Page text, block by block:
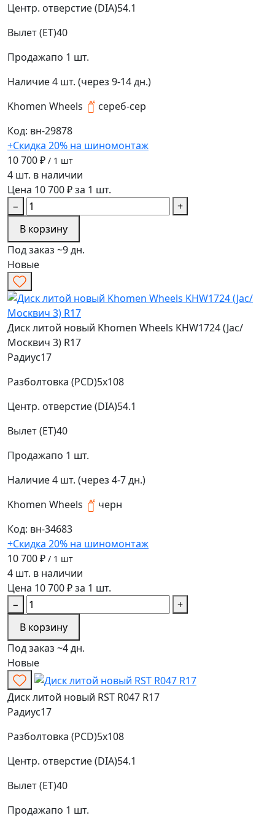
Центр. отверстие (DIA)54.1
Вылет (ET)40
Продажапо 1 шт.
Наличие4 шт. (через 9-14 дн.)
Khomen Wheels
сереб-сер
Код: вн-29878
+Скидка 20% на шиномонтаж
10 700 ₽ / 1 шт
4 шт. в наличии
Цена 10 700 ₽ за 1 шт.
−
+
В корзину
Под заказ ~9 дн.
Новые
Диск литой новый Khomen Wheels KHW1724 (Jac/
Москвич 3) R17
Радиус17
Разболтовка (PCD)5x108
Центр. отверстие (DIA)54.1
Вылет (ET)40
Продажапо 1 шт.
Наличие4 шт. (через 4-7 дн.)
Khomen Wheels
черн
Код: вн-34683
+Скидка 20% на шиномонтаж
10 700 ₽ / 1 шт
4 шт. в наличии
Цена 10 700 ₽ за 1 шт.
−
+
В корзину
Под заказ ~4 дн.
Новые
Диск литой новый RST R047 R17
Радиус17
Разболтовка (PCD)5x108
Центр. отверстие (DIA)54.1
Вылет (ET)40
Продажапо 1 шт.